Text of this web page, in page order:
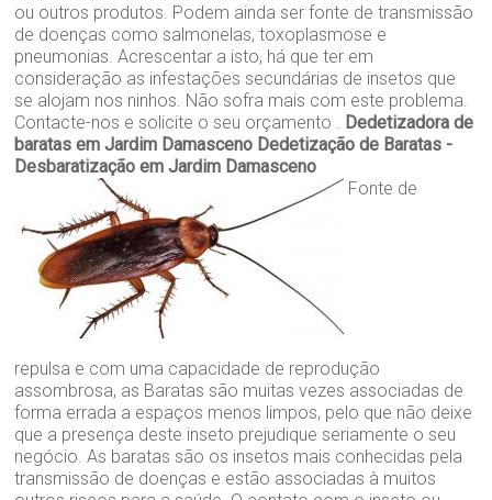
ou outros produtos. Podem ainda ser fonte de transmissão
de doenças como salmonelas, toxoplasmose e
pneumonias. Acrescentar a isto, há que ter em
consideração as infestações secundárias de insetos que
se alojam nos ninhos. Não sofra mais com este problema.
Contacte-nos e solicite o seu orçamento .
Dedetizadora de
baratas em Jardim Damasceno Dedetização de Baratas -
Desbaratização em Jardim Damasceno
Fonte de
repulsa e com uma capacidade de reprodução
assombrosa, as Baratas são muitas vezes associadas de
forma errada a espaços menos limpos, pelo que não deixe
que a presença deste inseto prejudique seriamente o seu
negócio. As baratas são os insetos mais conhecidas pela
transmissão de doenças e estão associadas à muitos